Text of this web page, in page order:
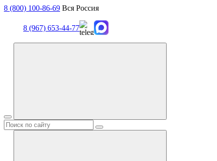
8 (800) 100-86-69 Вся Россия
8 (967) 653-44-77